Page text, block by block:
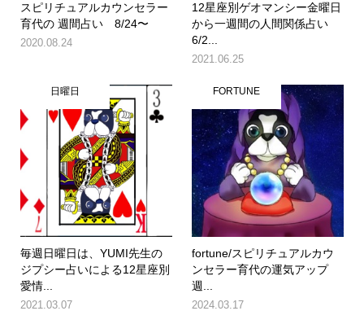
スピリチュアルカウンセラー
育代の 週間占い 8/24〜
2020.08.24
12星座別ゲオマンシー金曜日
から一週間の人間関係占い
6/2...
2021.06.25
日曜日
毎週日曜日は、YUMI先生の
ジプシー占いによる12星座別
愛情...
2021.03.07
FORTUNE
fortune/スピリチュアルカウ
ンセラー育代の運気アップ
週...
2024.03.17